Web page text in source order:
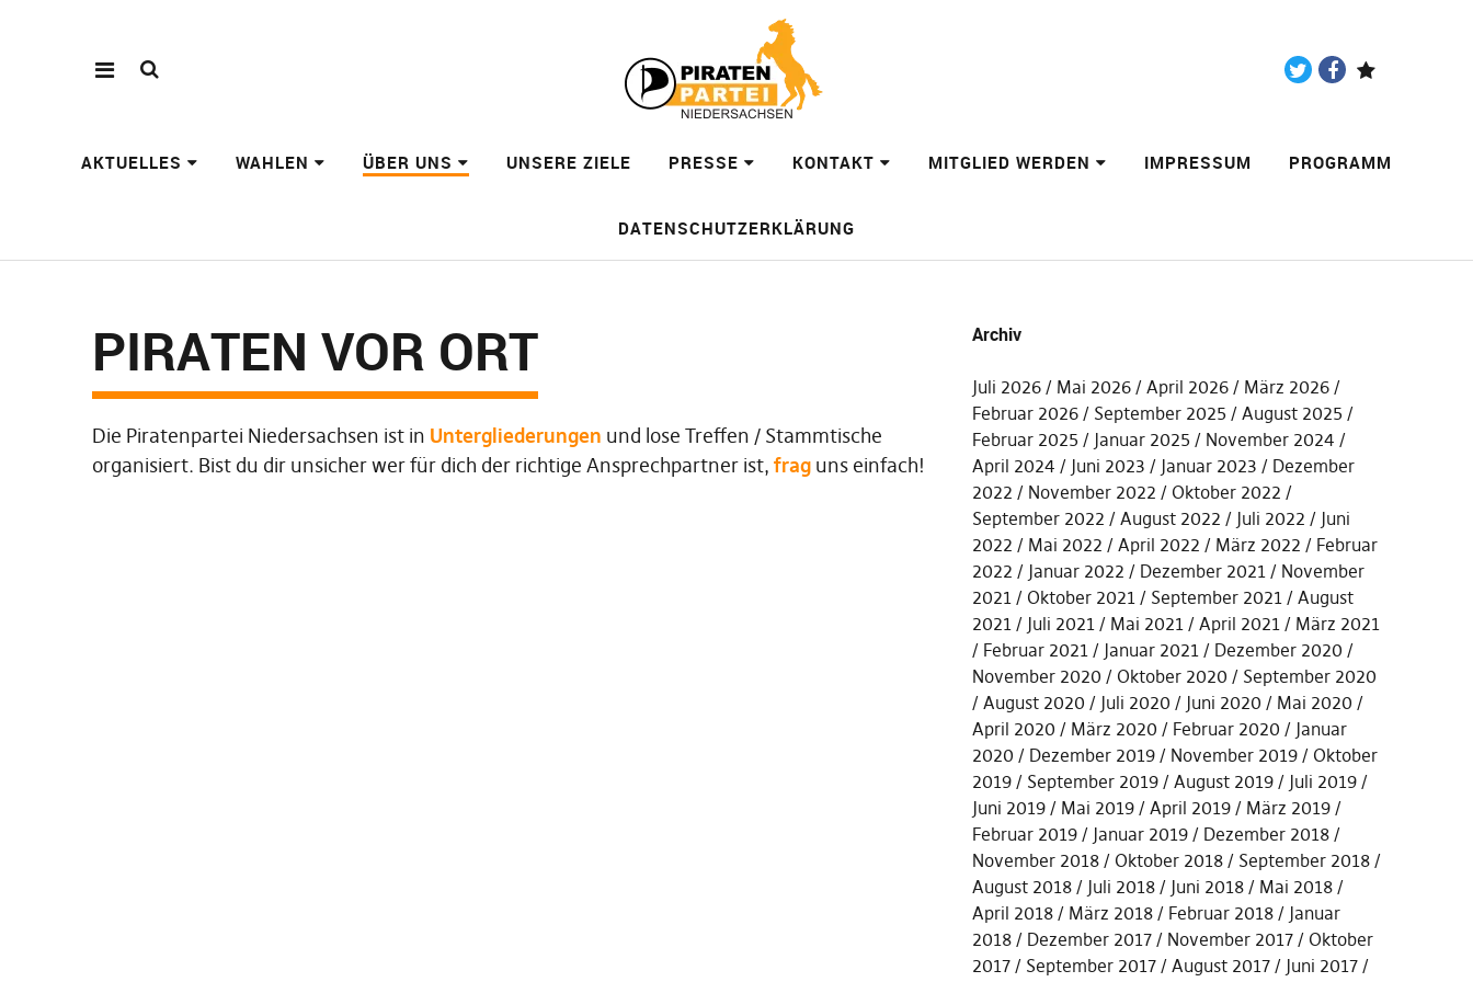
AKTUELLES WAHLEN ÜBER UNS UNSERE ZIELE PRESSE KONTAKT MITGLIED WERDEN IMPRESSUM PROGRAMM
DATENSCHUTZERKLÄRUNG
PIRATEN VOR ORT
Die Piratenpartei Niedersachsen ist in Untergliederungen und lose Treffen / Stammtische
organisiert. Bist du dir unsicher wer für dich der richtige Ansprechpartner ist, frag uns einfach!
Archiv
Juli 2026 Mai 2026 April 2026
März 2026
Februar 2026
September 2025
August 2025
Februar 2025
Januar 2025
November 2024
April 2024
Juni 2023 Januar 2023
Dezember
2022
November 2022
Oktober 2022
September 2022
August 2022 Juli 2022
Juni
2022
Mai 2022 April 2022 März 2022
Februar
2022
Januar 2022 Dezember 2021
November
2021
Oktober 2021 September 2021
August
2021
Juli 2021 Mai 2021 April 2021
März 2021
Februar 2021
Januar 2021
Dezember 2020
November 2020
Oktober 2020
September 2020
August 2020
Juli 2020 Juni 2020
Mai 2020
April 2020
März 2020 Februar 2020
Januar
2020
Dezember 2019 November 2019
Oktober
2019
September 2019 August 2019
Juli 2019
Juni 2019
Mai 2019 April 2019
März 2019
Februar 2019
Januar 2019
Dezember 2018
November 2018
Oktober 2018
September 2018
August 2018
Juli 2018 Juni 2018
Mai 2018
April 2018
März 2018 Februar 2018
Januar
2018
Dezember 2017 November 2017
Oktober
2017
September 2017 August 2017
Juni 2017